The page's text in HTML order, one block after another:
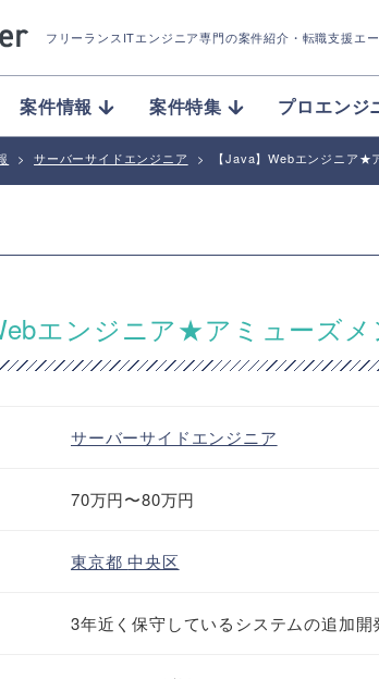
フリーランスITエンジニア専門の案件紹介 ・転職支援エ
案件情報 案件特集 プロエンジ
> サーバーサイドエンジニア > 【Java】Webエンジニア★
エンジニア★アミューズ
サーバーサイドエンジニア
70万円〜80万円
東京都中央区
3年近く保守しているシステムの追加開